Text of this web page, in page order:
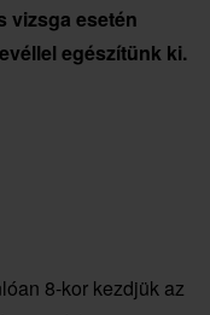
vizsga esetén
egészítünk ki.
8-kor kezdjük az